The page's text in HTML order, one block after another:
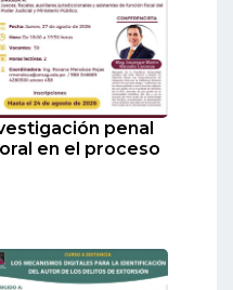
penal
en el proceso